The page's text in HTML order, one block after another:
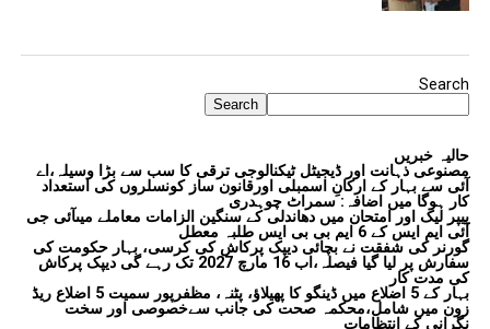
Search
Search
حالیہ خبریں
مصنوعی ذہانت اور ڈیجیٹل ٹیکنالوجی ترقی کا سب سے بڑا وسیلہ،اے
آئی سے بہار کے ارکانِ اسمبلی اورقانون ساز کونسلروں کی استعداد
کار ہوگا میں اضافہ: سمراٹ چوہدری
پیپر لیک اور امتحان میں دھاندلی کے سنگین الزامات معاملے میںآئی جی
آئی ایم ایس کے 6 ایم بی بی ایس طلبہ معطل
گورنر کی شفقت نے بچائی دیپک پرکاش کی کرسی، بہار حکومت کی
سفارش پر لیا گیا فیصلہ،اب 16 مارچ 2027 تک رہے گی دیپک پرکاش
کی مدت کار
بہار کے 5 اضلاع میں ڈینگو کا پھیلاؤ، پٹنہ، مظفرپور سمیت 5 اضلاع ریڈ
زون میں شامل،محکمہ صحت کی جانب سےخصوصی اور سخت
نگرانی کے انتظامات